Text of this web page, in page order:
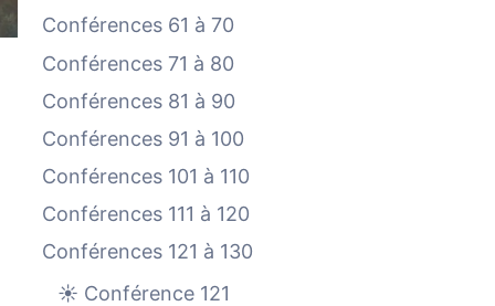
Conférences 61 à 70
Conférences 71 à 80
Conférences 81 à 90
Conférences 91 à 100
Conférences 101 à 110
Conférences 111 à 120
Conférences 121 à 130
☀️ Conférence 121